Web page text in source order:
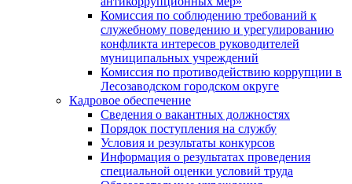
Комиссия по соблюдению требований к
служебному поведению и урегулированию
конфликта интересов руководителей
муниципальных учреждений
Комиссия по противодействию коррупции в
Лесозаводском городском округе
Кадровое обеспечение
Сведения о вакантных должностях
Порядок поступления на службу
Условия и результаты конкурсов
Информация о результатах проведения
специальной оценки условий труда